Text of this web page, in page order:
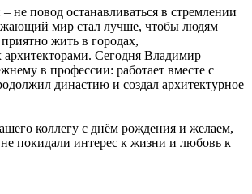
повод останавливаться в стремлении
мир стал лучше, чтобы людям
жить в городах,
архитекторами. Сегодня Владимир
в профессии: работает вместе с
династию и создал архитектурное
коллегу с днём рождения и желаем,
покидали интерес к жизни и любовь к